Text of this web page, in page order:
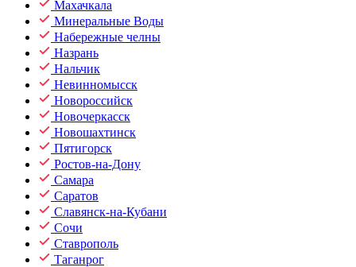
Махачкала
Минеральные Воды
Набережные челны
Назрань
Нальчик
Невинномысск
Новороссийск
Новочеркасск
Новошахтинск
Пятигорск
Ростов-на-Дону
Самара
Саратов
Славянск-на-Кубани
Сочи
Ставрополь
Таганрог